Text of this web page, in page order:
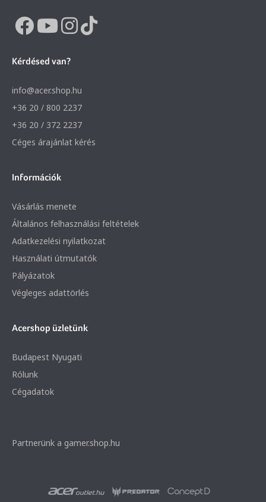
Kérdésed van?
info@acer.shop.hu
+36 20 / 800 2237
+36 20 / 372 2237
Céges árajánlat kérés
Információk
Vásárlás menete
Általános felhasználási feltételek
Adatkezelési nyilatkozat
Használati útmutatók
Pályázatok
Végleges adattörlés
Acershop üzletünk
Budapest Nyugati
Rólunk
Cégadatok
Partnerünk a gamer.shop.hu